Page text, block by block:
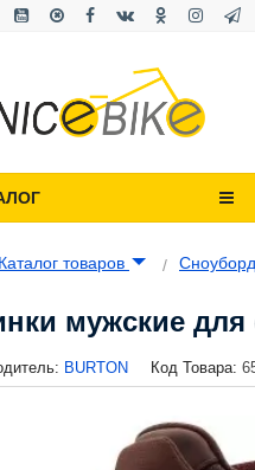
Каталог товаров
мужские
BURTON Код Товара: